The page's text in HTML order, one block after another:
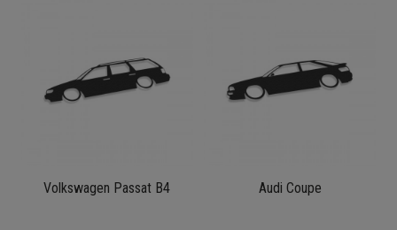
Volkswagen Passat B4 Audi Coupe